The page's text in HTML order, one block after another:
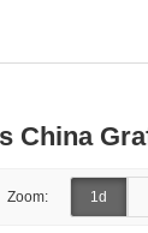
China
Zoom: 1d